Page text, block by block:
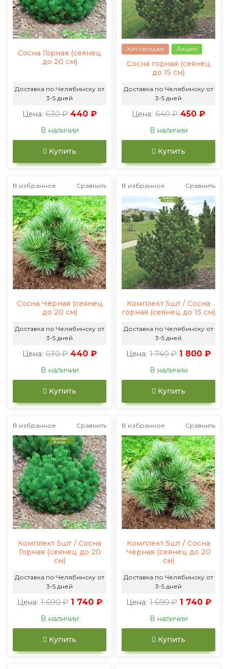
Сосна Горная (сеянец
до 20 см)
Доставка по Челябинску от
3-5 дней
Цена: 630 ₽ 440 ₽
В наличии
Купить
Хит продаж Акция
Сосна горная (сеянец
до 15 см)
Доставка по Челябинску от
3-5 дней
Цена: 640 ₽ 450 ₽
В наличии
Купить
В избранное Сравнить
Сосна Чёрная (сеянец
до 20 см)
Доставка по Челябинску от
3-5 дней
Цена: 630 ₽ 440 ₽
В наличии
Купить
В избранное Сравнить
Комплект 5шт / Сосна
горная (сеянец до 15 см)
Доставка по Челябинску от
3-5 дней
Цена: 1 740 ₽ 1 800 ₽
В наличии
Купить
В избранное Сравнить
Комплект 5шт / Сосна
Горная (сеянец до 20
см)
Доставка по Челябинску от
3-5 дней
Цена: 1 690 ₽ 1 740 ₽
В наличии
Купить
В избранное Сравнить
Комплект 5шт / Сосна
Чёрная (сеянец до 20
см)
Доставка по Челябинску от
3-5 дней
Цена: 1 690 ₽ 1 740 ₽
В наличии
Купить